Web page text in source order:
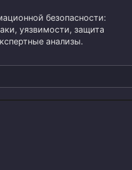
безопасности:
уязвимости, защита
анализы.